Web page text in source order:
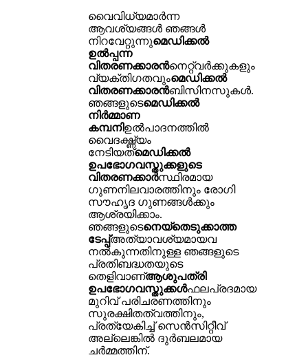
വൈവിധ്യമാർന്ന
ആവശ്യങ്ങൾ ഞങ്ങൾ
നിറവേറ്റുന്നുമെഡിക്കൽ
ഉൽപ്പന്ന
വിതരണക്കാരൻനെറ്റ്‌വർക്കുകളും
വ്യക്തിഗതവുംമെഡിക്കൽ
വിതരണക്കാരൻബിസിനസുകൾ.
ഞങ്ങളുടെമെഡിക്കൽ
നിർമ്മാണ
കമ്പനിഉൽ‌പാദനത്തിൽ
വൈദഗ്ദ്ധ്യം
നേടിയത്മെഡിക്കൽ
ഉപഭോഗവസ്തുക്കളുടെ
വിതരണക്കാർസ്ഥിരമായ
ഗുണനിലവാരത്തിനും രോഗി
സൗഹൃദ ഗുണങ്ങൾക്കും
ആശ്രയിക്കാം.
ഞങ്ങളുടെനെയ്തെടുക്കാത്ത
ടേപ്പ്അത്യാവശ്യമായവ
നൽകുന്നതിനുള്ള ഞങ്ങളുടെ
പ്രതിബദ്ധതയുടെ
തെളിവാണ്ആശുപത്രി
ഉപഭോഗവസ്തുക്കൾഫലപ്രദമായ
മുറിവ് പരിചരണത്തിനും
സുരക്ഷിതത്വത്തിനും,
പ്രത്യേകിച്ച് സെൻസിറ്റീവ്
അല്ലെങ്കിൽ ദുർബലമായ
ചർമ്മത്തിന്.